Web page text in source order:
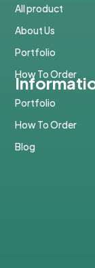
All product
About Us
Portfolio
How To Order
Portfolio
How To Order
Blog